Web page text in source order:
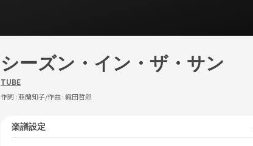
シーズン・イン・ザ・サン
TUBE
作詞 :亜蘭知子/作曲 :織田哲郎
楽譜設定